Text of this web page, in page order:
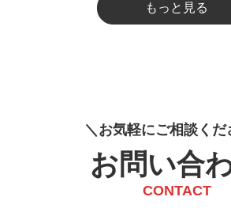
もっと見る
お気軽にご相談 く だ
お問い合
CONTACT